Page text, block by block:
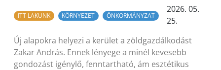
ITT LAKUNK KÖRNYEZET ÖNKORMÁNYZAT
2026. 05.
25.
Új alapokra helyezi a kerület a zöldgazdálkodást
Zakar András. Ennek lényege a minél kevesebb
gondozást igénylő, fenntartható, ám esztétikus